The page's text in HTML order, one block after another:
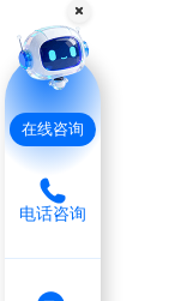
在线咨询
电话咨询